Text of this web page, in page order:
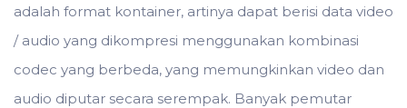
adalah format kontainer, artinya dapat berisi data video
/ audio yang dikompresi menggunakan kombinasi
codec yang berbeda, yang memungkinkan video dan
audio diputar secara serempak. Banyak pemutar